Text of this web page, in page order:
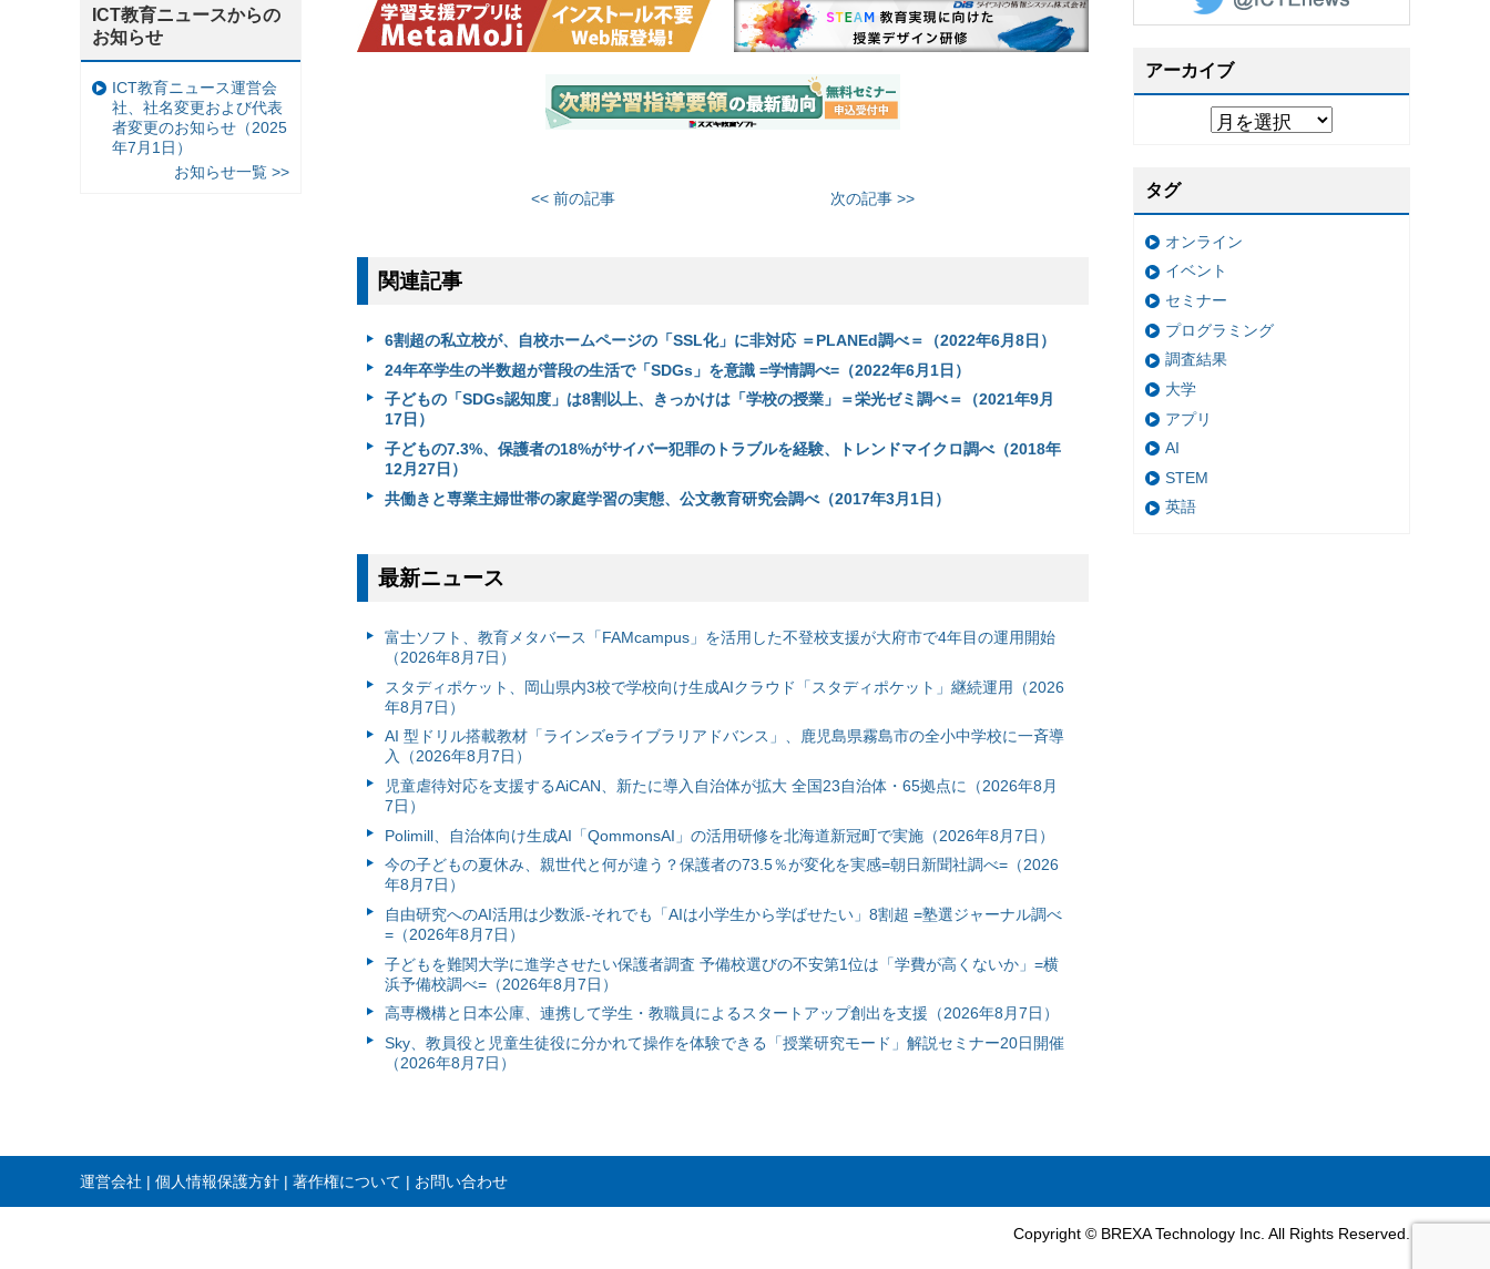
<< 前の記事 次の記事 >>
関連記事
6割超の私立校が、自校ホームページの「SSL化」に非対応 ＝PLANEd調べ＝（2022年6月8日）
24年卒学生の半数超が普段の生活で「SDGs」を意識 =学情調べ=（2022年6月1日）
子どもの「SDGs認知度」は8割以上、きっかけは「学校の授業」＝栄光ゼミ調べ＝（2021年9月
17日）
子どもの7.3%、保護者の18%がサイバー犯罪のトラブルを経験、トレンドマイクロ調べ（2018年
12月27日）
共働きと専業主婦世帯の家庭学習の実態、公文教育研究会調べ（2017年3月1日）
最新ニュース
富⼠ソフト、教育メタバース「FAMcampus」を活用した不登校支援が大府市で4年目の運用開始
（2026年8月7日）
スタディポケット、岡山県内3校で学校向け生成AIクラウド「スタディポケット」継続運用（2026
年8月7日）
AI 型ドリル搭載教材「ラインズeライブラリアドバンス」、鹿児島県霧島市の全小中学校に一斉導
入（2026年8月7日）
児童虐待対応を支援するAiCAN、新たに導入自治体が拡大 全国23自治体・65拠点に（2026年8月
7日）
Polimill、自治体向け生成AI「QommonsAI」の活用研修を北海道新冠町で実施（2026年8月7日）
今の子どもの夏休み、親世代と何が違う？保護者の73.5％が変化を実感=朝日新聞社調べ=（2026
年8月7日）
自由研究へのAI活用は少数派-それでも「AIは小学生から学ばせたい」8割超 =塾選ジャーナル調べ
=（2026年8月7日）
子どもを難関大学に進学させたい保護者調査 予備校選びの不安第1位は「学費が高くないか」=横
浜予備校調べ=（2026年8月7日）
高専機構と日本公庫、連携して学生・教職員によるスタートアップ創出を支援（2026年8月7日）
Sky、教員役と児童生徒役に分かれて操作を体験できる「授業研究モード」解説セミナー20日開催
（2026年8月7日）
アーカイブ
タグ
オンライン
イベント
セミナー
プログラミング
調査結果
大学
アプリ
AI
STEM
英語
ICT教育ニュースからの
お知らせ
ICT教育ニュース運営会
社、社名変更および代表
者変更のお知らせ（2025
年7月1日）
お知らせ一覧 >>
運営会社 個人情報保護方針 著作権について お問い合わせ
Copyright © BREXA Technology Inc. All Rights Reserved.